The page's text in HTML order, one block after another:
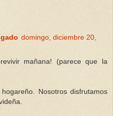
domingo, diciembre 20,
mañana! (parece que la
Nosotros disfrutamos